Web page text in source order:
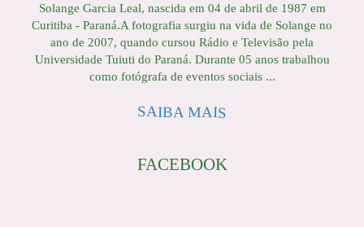
Solange Garcia Leal, nascida em 04 de abril de 1987 em
Curitiba - Paraná.A fotografia surgiu na vida de Solange no
ano de 2007, quando cursou Rádio e Televisão pela
Universidade Tuiuti do Paraná. Durante 05 anos trabalhou
como fotógrafa de eventos sociais ...
SAIBA MAIS
FACEBOOK